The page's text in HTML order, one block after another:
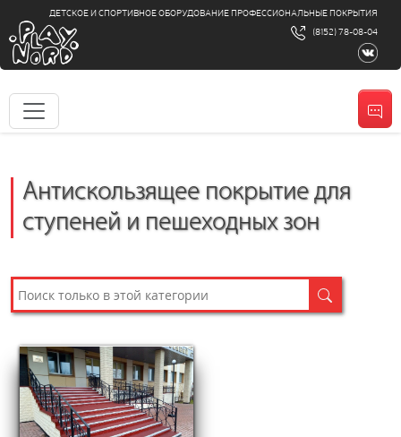
ДЕТСКОЕ И СПОРТИВНОЕ ОБОРУДОВАНИЕ ПРОФЕССИОНАЛЬНЫЕ ПОКРЫТИЯ
(8152) 78-08-04
Антискользящее покрытие для
ступеней и пешеходных зон